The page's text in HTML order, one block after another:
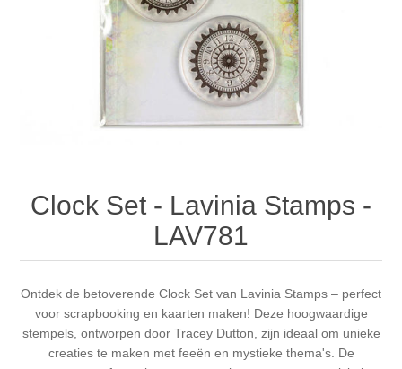
Stompkaarsen
60 bij 40 cm
Embossing
Inkt
Inkleuren
Gummiapan
Lavinia Stamps
CraftEmotions
Distress
Ranger
Staedtler
Art Journal 2025
Kaarten 2025
Art Journal 2024
kaarten 2022
Clock Set - Lavinia Stamps -
LAV781
Ontdek de betoverende Clock Set van Lavinia Stamps – perfect
voor scrapbooking en kaarten maken! Deze hoogwaardige
stempels, ontworpen door Tracey Dutton, zijn ideaal om unieke
creaties te maken met feeën en mystieke thema's. De